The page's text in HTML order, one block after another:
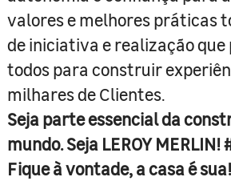
valores e melhores práticas
de iniciativa e realização
todos para construir
milhares de Clientes.
Seja parte essencial da
mundo. Seja LEROY
Fique à vontade, a casa é sua!